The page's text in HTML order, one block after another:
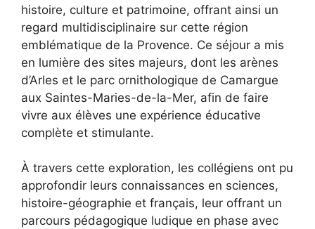
histoire, culture et patrimoine, offrant ainsi un
regard multidisciplinaire sur cette région
emblématique de la Provence. Ce séjour a mis
en lumière des sites majeurs, dont les arènes
d’Arles et le parc ornithologique de Camargue
aux Saintes-Maries-de-la-Mer, afin de faire
vivre aux élèves une expérience éducative
complète et stimulante.
À travers cette exploration, les collégiens ont pu
approfondir leurs connaissances en sciences,
histoire-géographie et français, leur offrant un
parcours pédagogique ludique en phase avec